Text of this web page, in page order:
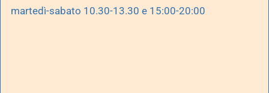
martedì-sabato 10.30-13.30 e 15:00-20:00